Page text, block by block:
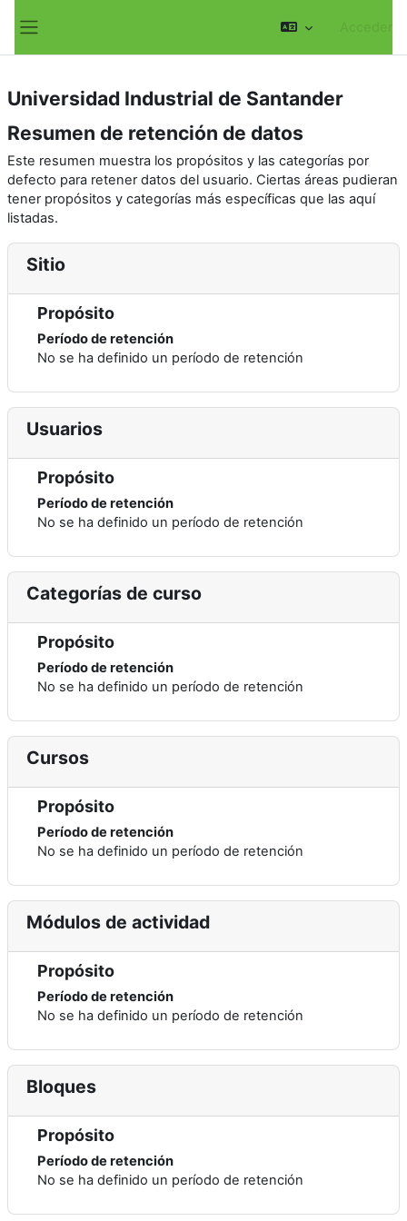
Universidad Industrial de Santander
Resumen de retención de datos
Este resumen muestra los propósitos y las categorías por
defecto para retener datos del usuario. Ciertas áreas pudieran
tener propósitos y categorías más específicas que las aquí
listadas.
Sitio
Propósito
Período de retención
No se ha definido un período de retención
Usuarios
Propósito
Período de retención
No se ha definido un período de retención
Categorías de curso
Propósito
Período de retención
No se ha definido un período de retención
Cursos
Propósito
Período de retención
No se ha definido un período de retención
Módulos de actividad
Propósito
Período de retención
No se ha definido un período de retención
Bloques
Propósito
Período de retención
No se ha definido un período de retención